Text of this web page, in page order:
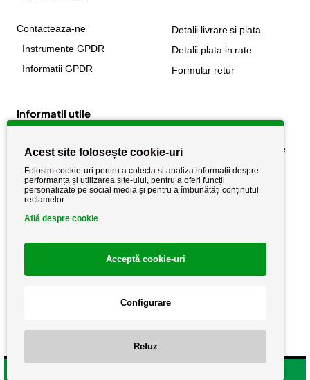
Contacteaza-ne
Instrumente GPDR
Informatii GPDR
Detalii livrare si plata
Detalii plata in rate
Formular retur
Informatii utile
Despre noi
Stiri si noutati
Politica de cookie
Politica de confidențialitate
Politica de retur
Termeni si conditii
Acest site folosește cookie-uri
Folosim cookie-uri pentru a colecta si analiza informații despre
performanța și utilizarea site-ului, pentru a oferi funcții
personalizate pe social media și pentru a îmbunătăți conținutul
reclamelor.
Află despre cookie
Acceptă cookie-uri
Configurare
Refuz